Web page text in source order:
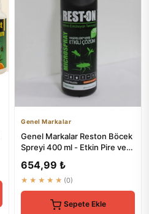
Genel Markalar
Genel Markalar Reston Böcek
Spreyi 400 ml - Etkin Pire ve
654,99 ₺
★★★★★ (0)
Sepete Ekle